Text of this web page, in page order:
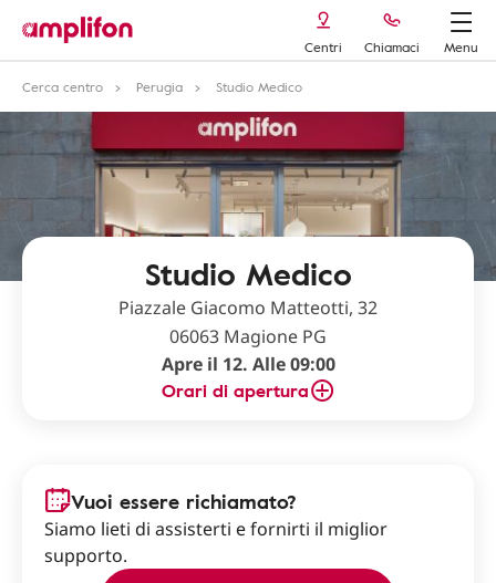
Centri Chiamaci
Menu
Cerca centro
Perugia Studio Medico
Studio Medico
Piazzale Giacomo Matteotti, 32
06063 Magione PG
Apre il 12. Alle 09:00
Orari di apertura
Vuoi essere richiamato?
Siamo lieti di assisterti e fornirti il miglior
supporto.